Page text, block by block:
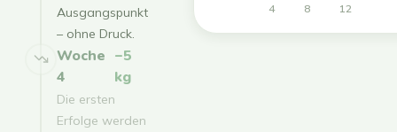
Ausgangspunkt
– ohne Druck.
Woche
4
−5
kg
Die ersten
Erfolge werden
4
8
12